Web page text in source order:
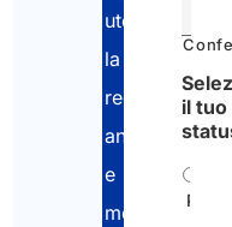
utenze,
la
registrazione
anagrafe
e
molto
il tuo